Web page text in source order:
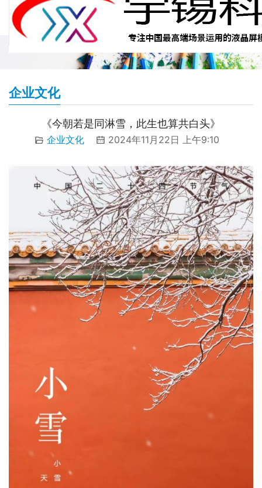
企业文化
《今朝若是同淋雪，此生也算共白头》
企业文化 2024年11月22日 上午9:10